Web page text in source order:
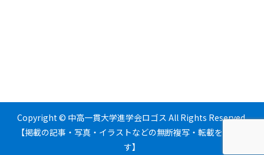
Copyright © 中高一貫大学進学会ロゴス All Rights Reserved.
【掲載の記事・写真・イラストなどの無断複写・転載を禁じま
す】